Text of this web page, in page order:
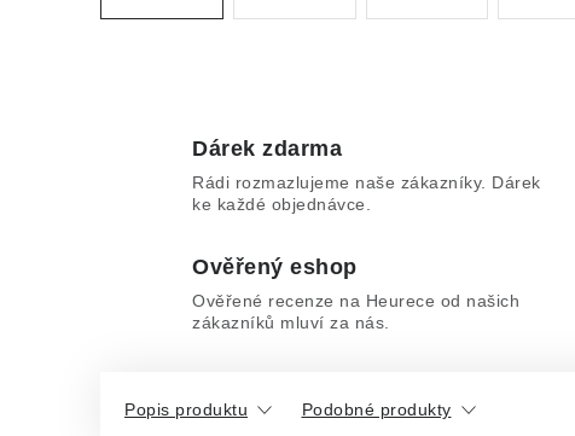
Dárek zdarma
Rádi rozmazlujeme naše zákazníky. Dárek
ke každé objednávce.
Ověřený eshop
Ověřené recenze na Heurece od našich
zákazníků mluví za nás.
Popis produktu Podobné produkty